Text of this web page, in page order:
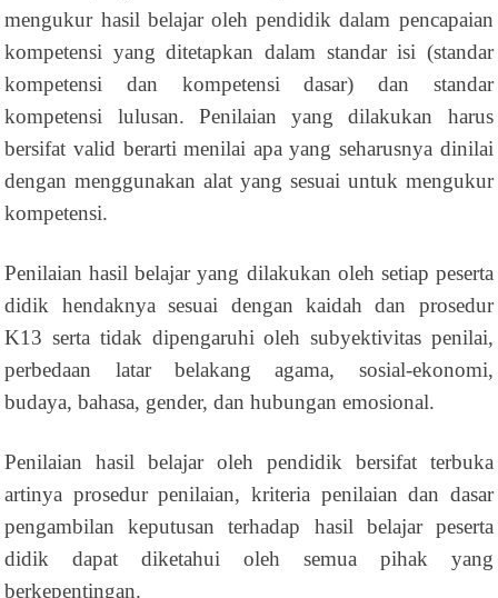
mengukur hasil belajar oleh pendidik dalam pencapaian
kompetensi yang ditetapkan dalam standar isi (standar
kompetensi dan kompetensi dasar) dan standar
kompetensi lulusan. Penilaian yang dilakukan harus
bersifat valid berarti menilai apa yang seharusnya dinilai
dengan menggunakan alat yang sesuai untuk mengukur
kompetensi.
Penilaian hasil belajar yang dilakukan oleh setiap peserta
didik hendaknya sesuai dengan kaidah dan prosedur
K13 serta tidak dipengaruhi oleh subyektivitas penilai,
perbedaan latar belakang agama, sosial-ekonomi,
budaya, bahasa, gender, dan hubungan emosional.
Penilaian hasil belajar oleh pendidik bersifat terbuka
artinya prosedur penilaian, kriteria penilaian dan dasar
pengambilan keputusan terhadap hasil belajar peserta
didik dapat diketahui oleh semua pihak yang
berkepentingan.